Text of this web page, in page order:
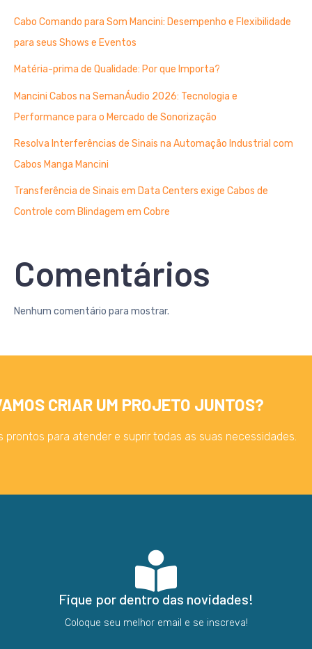
Cabo Comando para Som Mancini: Desempenho e Flexibilidade
para seus Shows e Eventos
Matéria-prima de Qualidade: Por que Importa?
Mancini Cabos na SemanÁudio 2026: Tecnologia e
Performance para o Mercado de Sonorização
Resolva Interferências de Sinais na Automação Industrial com
Cabos Manga Mancini
Transferência de Sinais em Data Centers exige Cabos de
Controle com Blindagem em Cobre
Comentários
Nenhum comentário para mostrar.
CRIAR UM PROJETO JUNTOS?
prontos para atender e suprir todas as suas necessidades.
Fique por dentro das novidades!
Coloque seu melhor email e se inscreva!